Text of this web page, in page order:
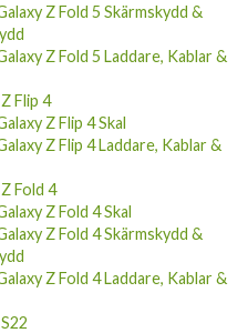
Z Fold 5 Skärmskydd &
Z Fold 5 Laddare, Kablar &
Flip 4
Z Flip 4 Skal
Z Flip 4 Laddare, Kablar &
Fold 4
Z Fold 4 Skal
Z Fold 4 Skärmskydd &
Z Fold 4 Laddare, Kablar &